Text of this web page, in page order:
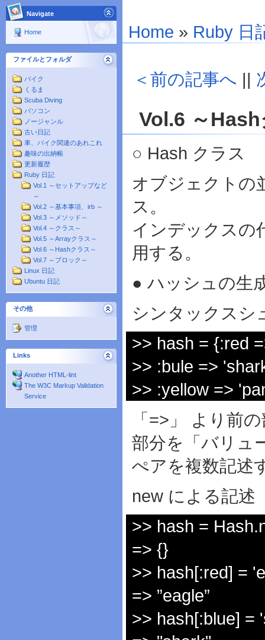
Navigate
Home
ファイルとフォルダ
バイク
くるま
Scuba Diving
パソコン
ノージャンル
古い日記
車、バイク関連のあれこれ
趣味の出納帳
更新履歴
Ruby 日記
Vol.1 ～セットアップなど
～
Vol.2 ～基本事項、irb ～
Vol.3 ～メソッド～
Vol.4 ～クラス～
Vol.5 ～Arrayクラス～
Vol.6 ～Hashクラス～
Vol.7 ～ブロック～
Linux 日記
Ubuntu 日記
その他
管理
Links
Another HTML-lint
The W3C Markup Validation
Service
Home » Ruby 日
＜前の記事へ ||
Vol.6 ～
○ Hash クラス
オブジェクトの
ス。
インデックスの
用する。
● ハッシュの生
シンタックスシ
>> hash = {:red
>> :bule =>
>> :yellow =>
「=>」 より前
部分を「バリュ
ぺアを複数記述
new による記述
>> hash =
=> {}
>> hash[:red] =
=> ”eagle”
>> hash[:blue] =